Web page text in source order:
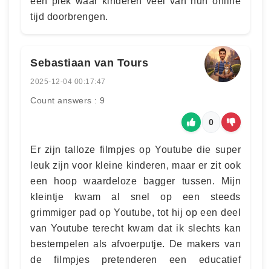
tijd doorbrengen.
Sebastiaan van Tours
2025-12-04 00:17:47
Count answers : 9
0
Er zijn talloze filmpjes op Youtube die super
leuk zijn voor kleine kinderen, maar er zit ook
een hoop waardeloze bagger tussen. Mijn
kleintje kwam al snel op een steeds
grimmiger pad op Youtube, tot hij op een deel
van Youtube terecht kwam dat ik slechts kan
bestempelen als afvoerputje. De makers van
de filmpjes pretenderen een educatief